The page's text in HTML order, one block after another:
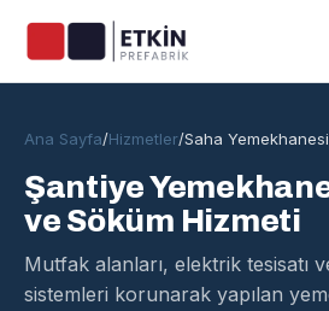
Ana Sayfa/Hizmetler/Saha
Şantiye
ve Söküm Hizmeti
Mutfak alanları, elektrik tesisatı
sistemleri korunarak yapılan